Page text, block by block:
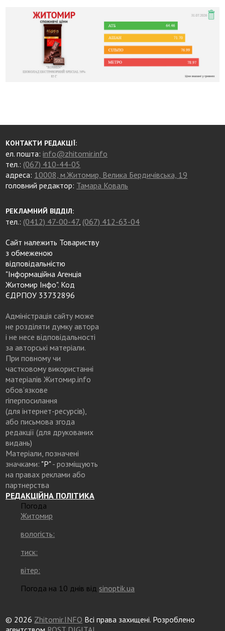
КОНТАКТИ РЕДАКЦІЇ:
ел. пошта:info@zhitomir.info
тел.: (067) 410-44-05
адреса: 10008, м.Житомир, Велика Бердичівська, 19
головний редактор: Тамара Коваль
РЕКЛАМНИЙ ВІДДІЛ:
тел.: (0412) 47-00-47, (067) 412-63-04
Сайт належить Товариству
з обмеженою
відповідальністю
"Інформаційна Агенція
Житомир Інфо". Код
ЄДРПОУ 33732896
Адміністрація сайту може
не розділяти думку автора
і не несе відповідальності
за авторські матеріали.
При повному чи
частковому використанні
матеріалів Житомир.info
обов’язкове
гіперпосилання
(для інтернет-ресурсів),
або письмова згода
редакції (для друкованих
видань)
Матеріали, позначені
значками: "Р"- розміщують
на правах реклами або
партнерства
РЕДАКЦІЙНА ПОЛІТИКА
Погода
Житомир
вологість:
тиск:
вітер:
Погода на 10 днів від sinoptik.ua
© 2026 Zhitomir.INFO Всі права захищені. Розроблено